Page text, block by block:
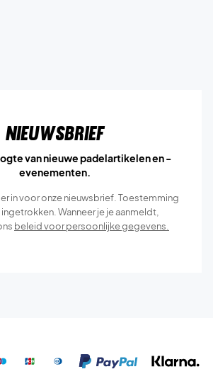
Nieuwsbrief
van nieuwe padelartikelen en -
evenementen.
in voor onze nieuwsbrief. Toestemming
Wanneer je je aanmeldt,
beleid voor persoonlijke gegevens.